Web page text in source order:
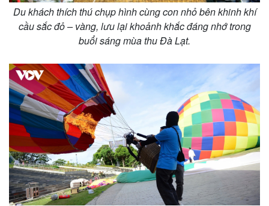
Kinh tế
Bất động sản
Khởi nghiệp
Thị trường
Giá vàng
Tiêu dùng
Tỷ giá
Chứng khoán
Giá cà phê
Du khách thích thú chụp hình cùng con nhỏ bên khinh khí
cầu sắc đỏ – vàng, lưu lại khoảnh khắc đáng nhớ trong
buổi sáng mùa thu Đà Lạt.